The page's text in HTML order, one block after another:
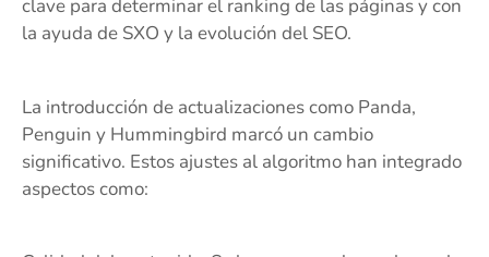
clave para determinar el ranking de las páginas y con
la ayuda de SXO y la evolución del SEO.
La introducción de actualizaciones como Panda,
Penguin y Hummingbird marcó un cambio
significativo. Estos ajustes al algoritmo han integrado
aspectos como: